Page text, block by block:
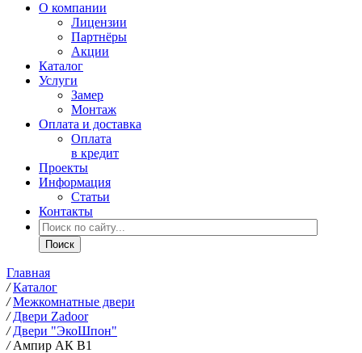
О компании
Лицензии
Партнёры
Акции
Каталог
Услуги
Замер
Монтаж
Оплата и доставка
Оплата
в кредит
Проекты
Информация
Статьи
Контакты
Главная
/ Каталог
/ Межкомнатные двери
/ Двери Zadoor
/ Двери "ЭкоШпон"
/ Ампир АК В1